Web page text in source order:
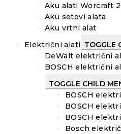
Aku alati Worcraft
Aku setovi alata
Aku vrtni alat
Električni alati TOGGLE
DeWalt električni
BOSCH električni
TOGGLE CHILD
BOSCH
BOSCH
BOSCH
Bosch